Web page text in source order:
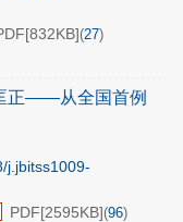
832KB](27)
正——从全国首例
j.jbitss1009-
PDF[2595KB](96)